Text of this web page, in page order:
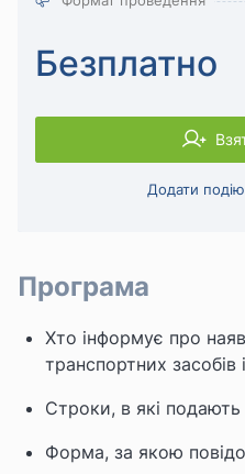
Програма
Хто інформує про
транспортних засобів
Строки, в які
Форма, за якою
Безплатно
Додати